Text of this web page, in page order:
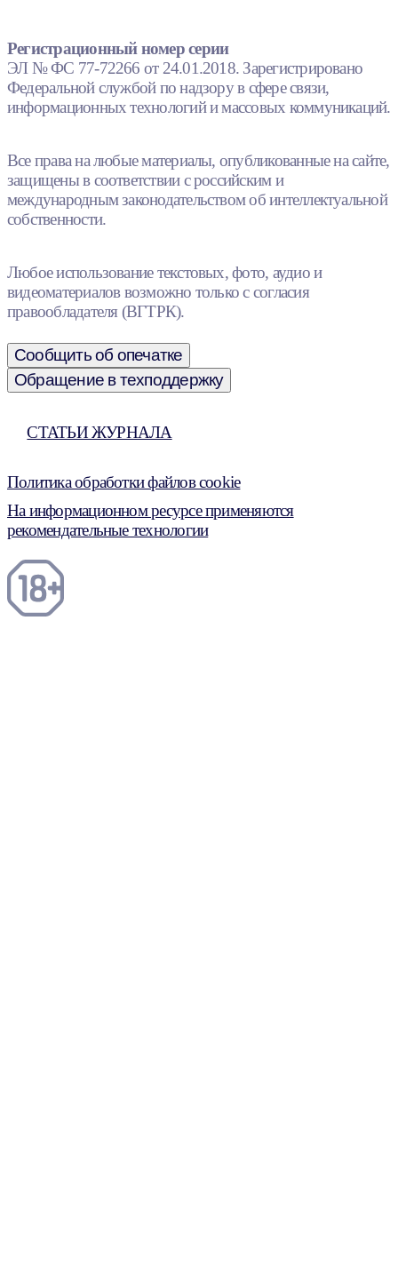
Регистрационный номер серии
ЭЛ № ФС 77-72266 от 24.01.2018. Зарегистрировано
Федеральной службой по надзору в сфере связи,
информационных технологий и массовых коммуникаций.
Все права на любые материалы, опубликованные на сайте,
защищены в соответствии с российским и
международным законодательством об интеллектуальной
собственности.
Любое использование текстовых, фото, аудио и
видеоматериалов возможно только с согласия
правообладателя (ВГТРК).
Сообщить об опечатке
Обращение в техподдержку
СТАТЬИ ЖУРНАЛА
Политика обработки файлов cookie
На информационном ресурсе применяются
рекомендательные технологии